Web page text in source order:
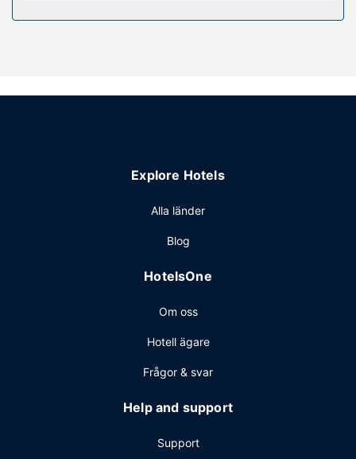
Övriga bekvämligheter
Explore Hotels
Alla länder
Blog
HotelsOne
Om oss
Hotell ägare
Frågor & svar
Help and support
Support